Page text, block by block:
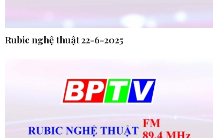
Rubic nghệ thuật 22-6-2025